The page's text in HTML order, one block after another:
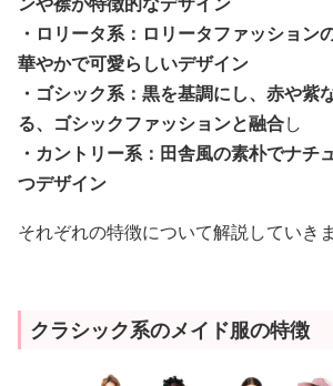
・ロリータ系：ロリータファッション
華やかで可愛らしいデザイン
・ゴシック系：黒を基調にし、赤や紫
る、ゴシックファッションと融合し
・カントリー系：田舎風の素朴でナチ
つデザイン
それぞれの特徴について解説していきま
クラシック系のメイド服の特徴